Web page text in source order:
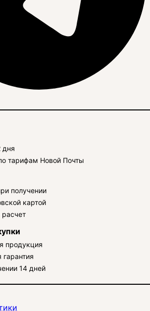
дня
тарифам Новой Почты
получении
картой
продукция
14 дней